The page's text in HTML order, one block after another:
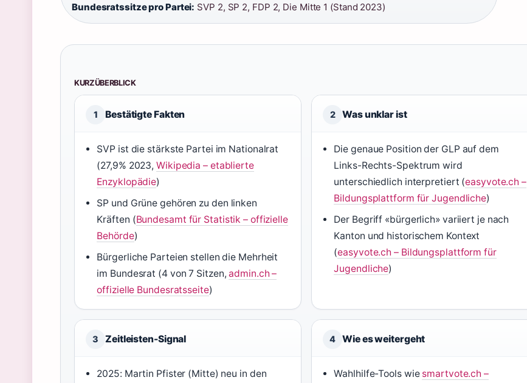
Bundesratssitze pro Partei: SVP 2, SP 2, FDP 2, Die Mitte 1 (Stand 2023)
KURZÜBERBLICK
1 Bestätigte Fakten
SVP ist die stärkste Partei im Nationalrat
(27,9% 2023,Wikipedia – etablierte
Enzyklopädie)
SP und Grüne gehören zu den linken
Kräften (Bundesamt für Statistik – offizielle
Behörde)
Bürgerliche Parteien stellen die Mehrheit
im Bundesrat (4 von 7 Sitzen,admin.ch –
offizielle Bundesratsseite)
2 Was unklar ist
Die genaue Position der GLP auf dem
Links-Rechts-Spektrum wird
unterschiedlich interpretiert (easyvote.ch –
Bildungsplattform für Jugendliche)
Der Begriff «bürgerlich» variiert je nach
Kanton und historischem Kontext
(easyvote.ch – Bildungsplattform für
Jugendliche)
3 Zeitleisten-Signal
2025: Martin Pfister (Mitte) neu in den
4 Wie es weitergeht
Wahlhilfe-Tools wie smartvote.ch –